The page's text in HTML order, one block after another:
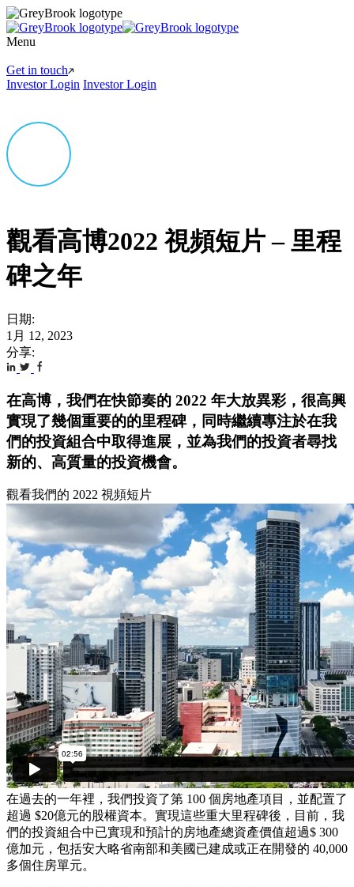
Menu
Get in touch
Investor Login Investor Login
觀看高博2022 視頻短片 – 里程
碑之年
日期:
1月 12, 2023
分享:
在高博，我們在快節奏的 2022 年大放異彩，很高興
實現了幾個重要的的里程碑，同時繼續專注於在我
們的投資組合中取得進展，並為我們的投資者尋找
新的、高質量的投資機會。
觀看我們的 2022 視頻短片
在過去的一年裡，我們投資了第 100 個房地產項目，並配置了
超過 $20億元的股權資本。實現這些重大里程碑後，目前，我
們的投資組合中已實現和預計的房地產總資產價值超過$ 300
億加元，包括安大略省南部和美國已建成或正在開發的 40,000
多個住房單元。